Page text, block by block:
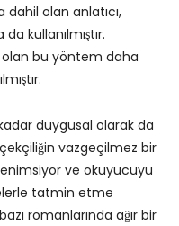
dahil olan anlatıcı,
kullanılmıştır.
olan bu yöntem daha
duygusal olarak da
vazgeçilmez bir
ve okuyucuyu
tatmin etme
romanlarında ağır bir